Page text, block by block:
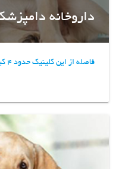
داروخانه
فاصله از این کلینیک حدود 4 کیلومتر